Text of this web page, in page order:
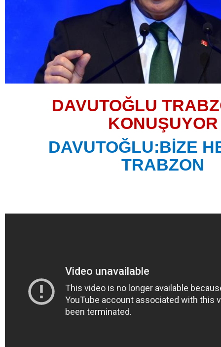
DAVUTOĞLU
KONUŞUYOR
DAVUTOĞLU:BİZE
TRABZON